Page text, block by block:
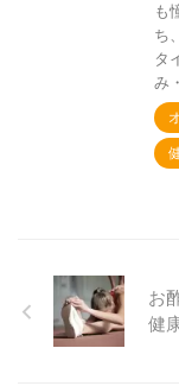
も
ち
タ
み
お
健